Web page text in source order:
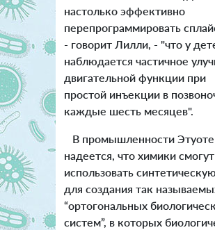
настолько эффективно
перепрограммировать
- говорит Лилли, - "что у
наблюдается частичное
двигательной функции при
простой инъекции в
каждые шесть месяцев".
В промышленности
надеется, что химики смогут
использовать
для создания так
“ортогональных
систем”, в которых